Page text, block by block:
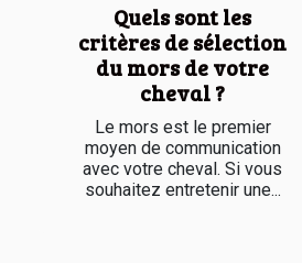
Quels sont les
critères de sélection
du mors de votre
cheval ?
Le mors est le premier
moyen de communication
avec votre cheval. Si vous
souhaitez entretenir une...